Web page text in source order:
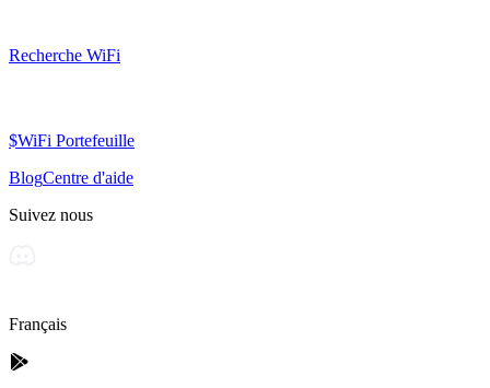
Recherche WiFi
$WiFi Portefeuille
BlogCentre d'aide
Suivez nous
Français